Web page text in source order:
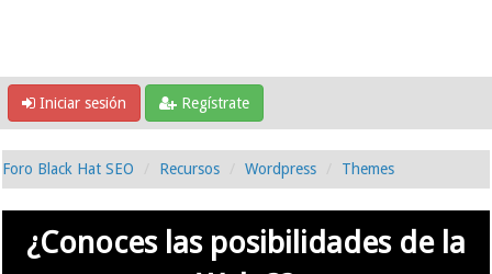
Iniciar sesión Regístrate
Foro Black Hat SEO Recursos Wordpress Themes
¿Conoces las posibilidades de la